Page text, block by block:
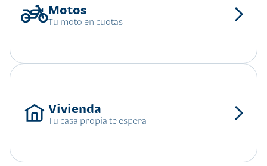
Tu moto en cuotas
Tu casa propia te espera